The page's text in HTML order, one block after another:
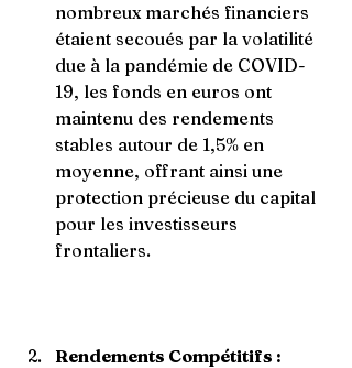
nombreux marchés financiers
étaient secoués par la volatilité
due à la pandémie de COVID-
19, les fonds en euros ont
maintenu des rendements
stables autour de 1,5% en
moyenne, offrant ainsi une
protection précieuse du capital
pour les investisseurs
frontaliers.
Rendements Compétitifs :